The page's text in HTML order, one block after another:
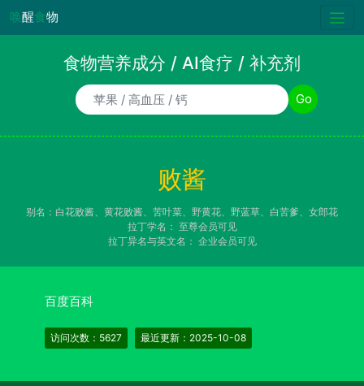
唤醒食物
食物营养成分 / AI食疗 / 补充剂
食物/AI食疗诉求/补充剂名称 Go
败酱
别名：白花败酱、黄花败酱、苦叶菜、野黄花、野蓝草、白苦爹、女郎花
拉丁学名： 至尊会员可见
拉丁异名与英文名： 企业会员可见
百度百科
访问次数：5627 最近更新：2025-10-08